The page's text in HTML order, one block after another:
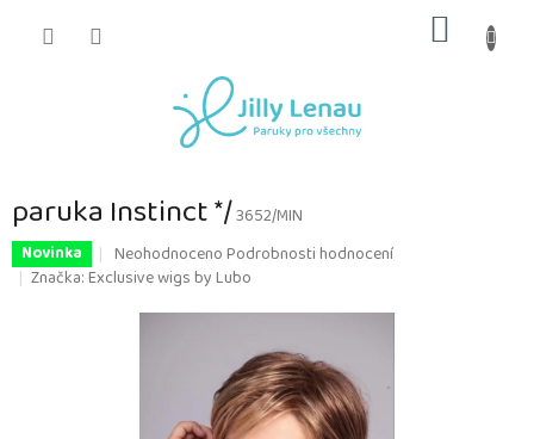
KOŠÍK
paruka Instinct */3652/MIN
Novinka
Průměrné
hodnocení
NeohodnocenoPodrobnosti hodnocení
Značka:Exclusive wigs by Lubo